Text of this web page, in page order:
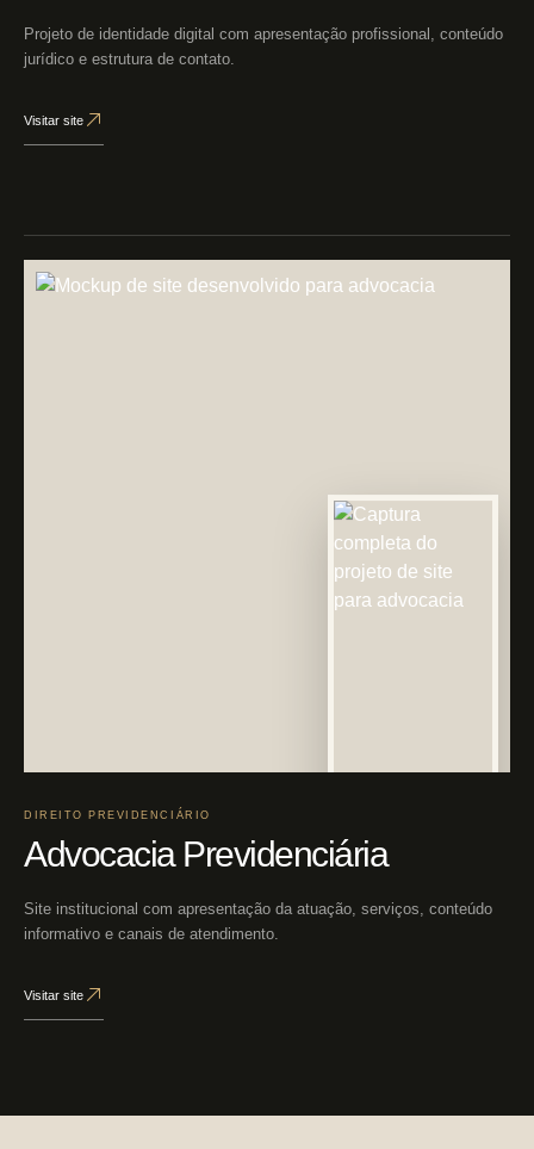
Projeto de identidade digital com apresentação profissional, conteúdo
jurídico e estrutura de contato.
Visitar site
DIREITO PREVIDENCIÁRIO
Advocacia Previdenciária
Site institucional com apresentação da atuação, serviços, conteúdo
informativo e canais de atendimento.
Visitar site